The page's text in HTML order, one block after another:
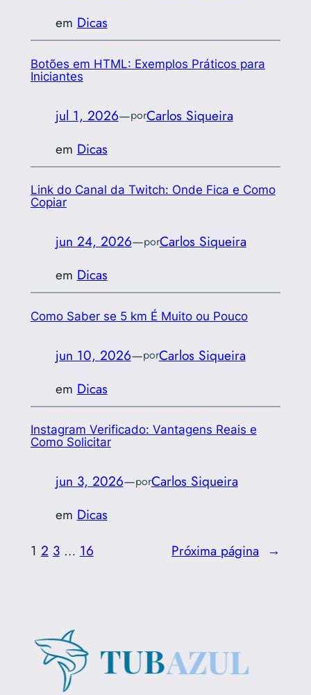
em Dicas
Botões em HTML: Exemplos Práticos para
Iniciantes
jul 1, 2026—porCarlos Siqueira
em Dicas
Link do Canal da Twitch: Onde Fica e Como
Copiar
jun 24, 2026—porCarlos Siqueira
em Dicas
Como Saber se 5 km É Muito ou Pouco
jun 10, 2026—porCarlos Siqueira
em Dicas
Instagram Verificado: Vantagens Reais e
Como Solicitar
jun 3, 2026—porCarlos Siqueira
em Dicas
1 2 3 … 16 Próxima página →